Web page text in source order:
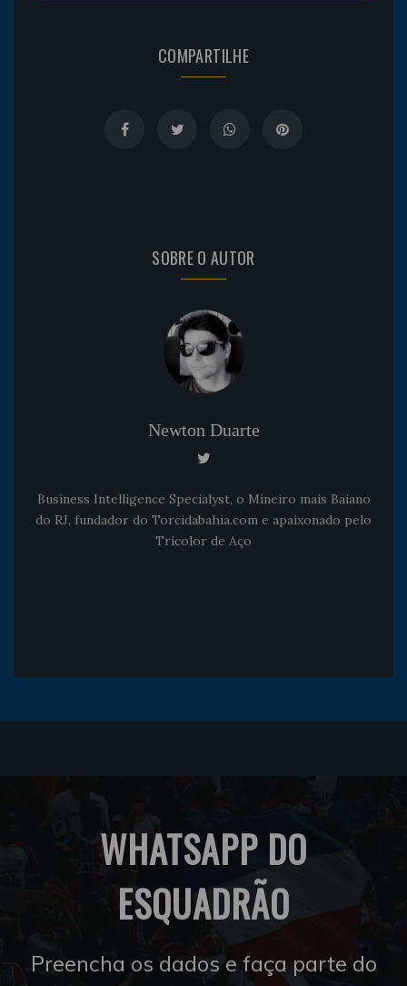
COMPARTILHE
SOBRE O AUTOR
Newton Duarte
Business Intelligence Specialyst, o Mineiro mais Baiano
do RJ, fundador do Torcidabahia.com e apaixonado pelo
Tricolor de Aço
WHATSAPP DO
ESQUADRÃO
Preencha os dados e faça parte do